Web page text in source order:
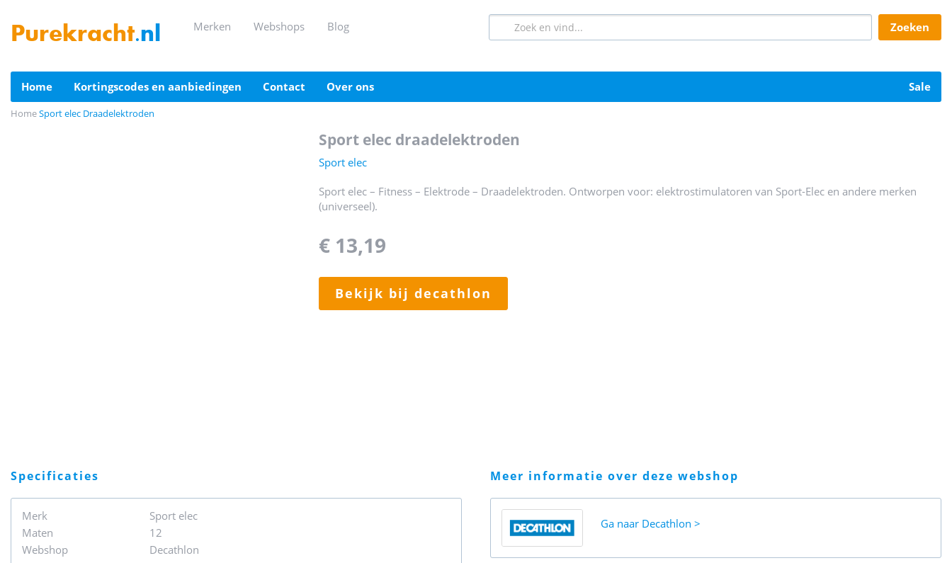
Purekracht.nl merken webshops blog zoeken
home kortingscodes en aanbiedingen contact over ons sale
HomeSport elec Draadelektroden
sport elec draadelektroden
Sport elec
Sport elec – Fitness – Elektrode – Draadelektroden. Ontworpen voor: elektrostimulatoren van Sport-Elec en andere merken
(universeel).
€ 13,19
bekijk bij decathlon
specificaties
Merk
Sport elec
Maten
12
Webshop
Decathlon
meer informatie over deze webshop
Ga naar Decathlon